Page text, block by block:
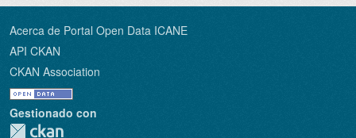
Acerca de Portal Open Data ICANE
API CKAN
CKAN Association
Gestionado con